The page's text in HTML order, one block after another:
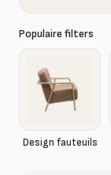
Populaire filters
Design fauteuils